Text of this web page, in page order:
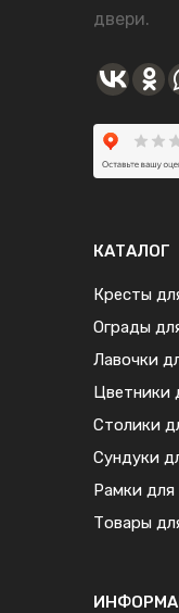
двери.
КАТАЛОГ
Кресты
Ограды
Лавочки
Цветники
Столики
Сундуки
Рамки для
Товары